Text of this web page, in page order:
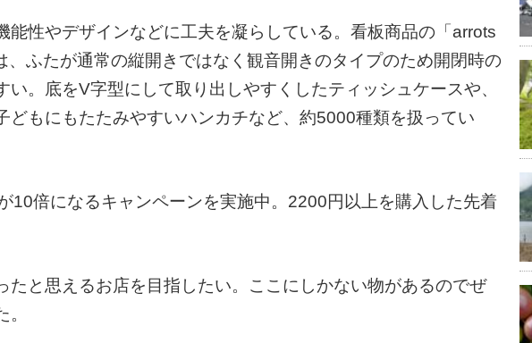
能性やデザインなどに工夫を凝らしている。看板商品の「arrots
ふたが通常の縦開きではなく観音開きのタイプのため開閉時の
。底をV字型にして取り出しやすくしたティッシュケースや、
どもにもたたみやすいハンカチなど、約5000種類を扱ってい
10倍になるキャンペーンを実施中。2200円以上を購入した先着
と思えるお店を目指したい。ここにしかない物があるのでぜ